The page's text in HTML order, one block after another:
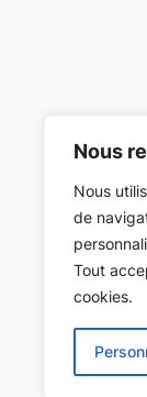
Nous
Nous
de
Tout
cookies.